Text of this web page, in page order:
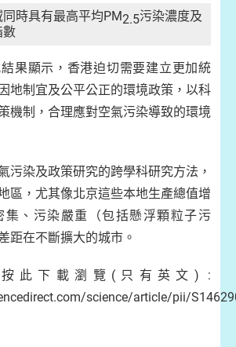
時具有最高平均PM2.5污染濃度及
數
果顯示，香港迫切需要建立更加統
地制宜及公平公正的環境政策，以科
機制，合理應對空氣污染導致的環境
污染及政策研究的跨學科研究方法，
區，尤其像北京這些本地生產總值增
集、污染嚴重（包括懸浮顆粒子污
距在不斷擴大的城市。
此下載瀏覽(只有英文) :
science/article/pii/